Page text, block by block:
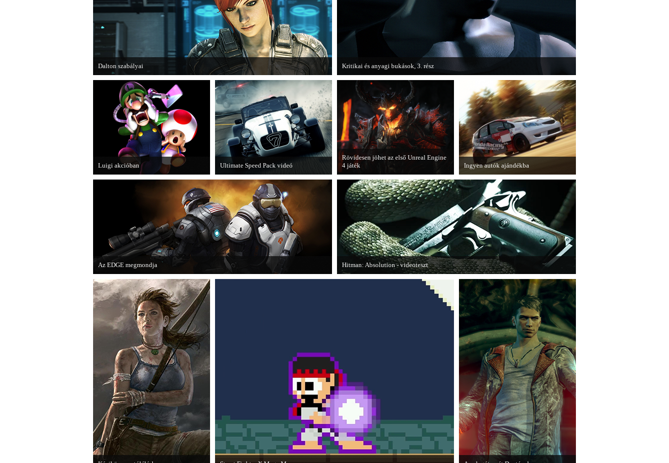
kapta.
THQ.
Kritikai és anyagi bukások, 3. rész
A PC Guru "Kritikai és anyagi bukások" című cikksorozatának utolsó részét
olvashatjuk.
Dalton szabályai
Új videóval jelentkezik az Insomniac Games játéka, a Fuse.
Luigi akcióban
A Nintendo 3DS-re készülő Luigi's
Mansion: Dark Moon újabb képeken
Ultimate Speed Pack videó
Már elérhető a Need for Speed Most
Wanted első nagyobb kiegészítő
csomagja.
Rövidesen jöhet az első Unreal Engine
4 játék
A Zombie Studios készölő játéka az
Epic Games legújabb motorját, az
Unreal Engine 4-et fogja használni.
Ingyen autók ajándékba
A Forza Horizon készítői ingyenesen
letölthető autókkal kedveskednek a
játékosok számára.
Az EDGE megmondja
Az egyik leghíresebb játékmagazin, az EDGE is elmondja, hogy szerinte melyek
voltak idén a legjobb játékok.
Hitman: Absolution - videoteszt
A PC Gurutól Bate és Chris mutatják be a legújabb Hitmant.